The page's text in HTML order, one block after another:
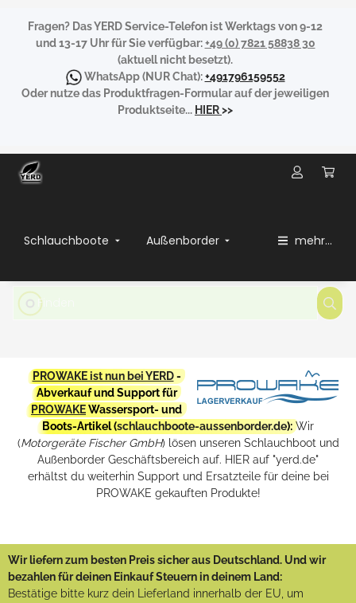
Fragen? Das YERD Service-Telefon ist Werktags von 9-12
und 13-17 Uhr für Sie verfügbar:+49 (0) 7821 58838 30
(aktuell nicht besetzt).
WhatsApp(NUR Chat):+491796159552
Oder nutze das Produktfragen-Formular auf der jeweiligen
Produktseite... HIER>>
Schlauchboote Außenborder mehr...
PROWAKE ist nun bei YERD-
Abverkauf und Support für
PROWAKEWassersport- und
Boots-Artikel (schlauchboote-aussenborder.de): Wir
(Motorgeräte Fischer GmbH) lösen unseren Schlauchboot und
Außenborder Geschäftsbereich auf. HIER auf "yerd.de"
erhältst du weiterhin Support und Ersatzteile für deine bei
PROWAKE gekauften Produkte!
Wir liefern zum besten Preis sicher aus Deutschland. Und wir
bezahlen für deinen Einkauf Steuern in deinem Land:
Bestätige bitte kurz dein Lieferland innerhalb der EU, um